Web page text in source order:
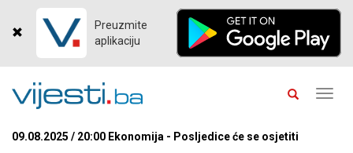
Preuzmite
aplikaciju
09.08.2025 / 20:00 Ekonomija - Posljedice će se osjetiti